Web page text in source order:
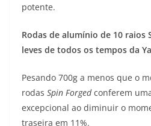
potente.
Rodas de alumínio de 10 raios
leves de todos os tempos da
Pesando 700g a menos que o
rodas Spin Forgedconferem
excepcional ao diminuir o
traseira em 11%.